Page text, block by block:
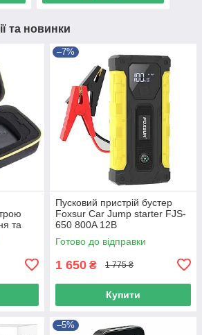
та новинки
та
–7%
Пусковий пристрій бустер
Foxsur Car Jump starter FJS-
650 800A 12В
Готово до відправки
1 650 ₴ 1 775 ₴
Купити
–5%